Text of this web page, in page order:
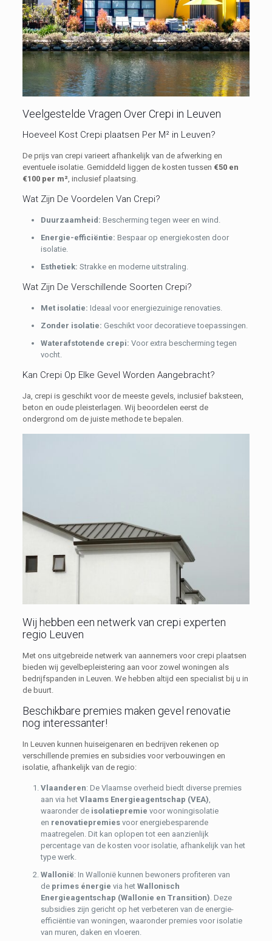
Veelgestelde Vragen Over Crepi in Leuven
Hoeveel Kost Crepi plaatsen Per M² in Leuven?
De prijs van crepi varieert afhankelijk van de afwerking en
eventuele isolatie. Gemiddeld liggen de kosten tussen €50 en
€100 per m², inclusief plaatsing.
Wat Zijn De Voordelen Van Crepi?
Duurzaamheid: Bescherming tegen weer en wind.
Energie-efficiëntie: Bespaar op energiekosten door
isolatie.
Esthetiek: Strakke en moderne uitstraling.
Wat Zijn De Verschillende Soorten Crepi?
Met isolatie: Ideaal voor energiezuinige renovaties.
Zonder isolatie: Geschikt voor decoratieve toepassingen.
Waterafstotende crepi: Voor extra bescherming tegen
vocht.
Kan Crepi Op Elke Gevel Worden Aangebracht?
Ja, crepi is geschikt voor de meeste gevels, inclusief baksteen,
beton en oude pleisterlagen. Wij beoordelen eerst de
ondergrond om de juiste methode te bepalen.
Wij hebben een netwerk van crepi experten
regio Leuven
Met ons uitgebreide netwerk van aannemers voor crepi plaatsen
bieden wij gevelbepleistering aan voor zowel woningen als
bedrijfspanden in Leuven. We hebben altijd een specialist bij u in
de buurt.
Beschikbare premies maken gevel renovatie
nog interessanter!
In Leuven kunnen huiseigenaren en bedrijven rekenen op
verschillende premies en subsidies voor verbouwingen en
isolatie, afhankelijk van de regio:
Vlaanderen: De Vlaamse overheid biedt diverse premies
aan via het Vlaams Energieagentschap (VEA),
waaronder de isolatiepremie voor woningisolatie
en renovatiepremiesvoor energiebesparende
maatregelen. Dit kan oplopen tot een aanzienlijk
percentage van de kosten voor isolatie, afhankelijk van het
type werk.
Wallonië: In Wallonië kunnen bewoners profiteren van
de primes énergie via het Wallonisch
Energieagentschap (Wallonie en Transition). Deze
subsidies zijn gericht op het verbeteren van de energie-
efficiëntie van woningen, waaronder premies voor isolatie
van muren, daken en vloeren.